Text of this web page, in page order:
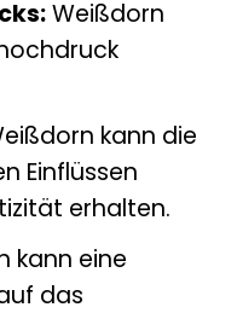
Weißdorn
kann die
Einflüssen
erhalten.
kann eine
das